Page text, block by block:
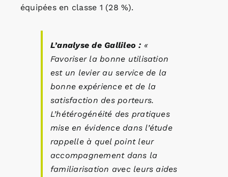
équipées en classe 1 (28 %).
L’analyse de Gallileo : «
Favoriser la bonne utilisation
est un levier au service de la
bonne expérience et de la
satisfaction des porteurs.
L’hétérogénéité des pratiques
mise en évidence dans l’étude
rappelle à quel point leur
accompagnement dans la
familiarisation avec leurs aides